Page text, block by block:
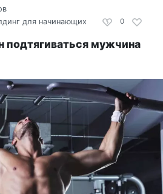
0
для начинающих
мужчина